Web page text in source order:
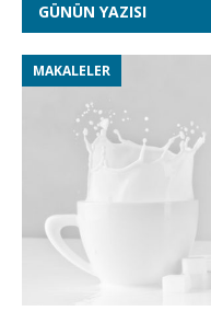
GÜNÜN YAZISI
MAKALELER